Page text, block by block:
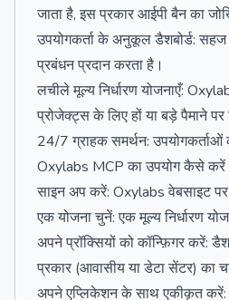
जाता है, इस प्रकार आईपी बैन का
उपयोगकर्ता के अनुकूल डैशबोर्ड: सहज
प्रबंधन प्रदान करता है।
लचीले मूल्य निर्धारण योजनाएँ:
प्रोजेक्ट्स के लिए हों या बड़े पैमाने
24/7 ग्राहक समर्थन: उपयोगकर्ताओं
Oxylabs MCP का उपयोग कैसे करें
साइन अप करें: Oxylabs वेबसाइट
एक योजना चुनें: एक मूल्य निर्धारण
अपने प्रॉक्सियों को कॉन्फ़िगर करें:
प्रकार (आवासीय या डेटा सेंटर) का
अपने एप्लिकेशन के साथ एकीकृत करें: